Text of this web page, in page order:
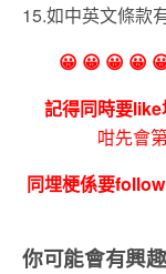
15.如中英文條款
😀 😀 😀 😀
記得同時要like
咁先會
同埋梗係要
你可能會有興